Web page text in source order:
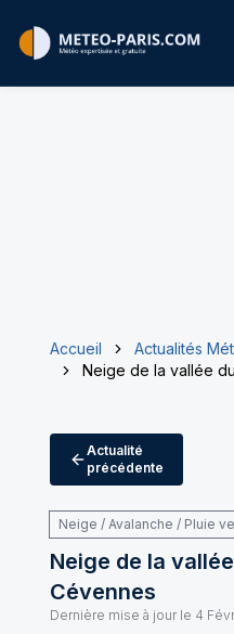
Accueil
Actualités
Neige de la vallée
Actualité
précédente
Neige / Avalanche / Pluie
Neige de la
Cévennes
Dernière mise à jour le 4